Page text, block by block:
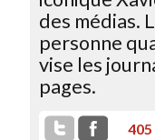
des médias.
personne
vise les
pages.
405